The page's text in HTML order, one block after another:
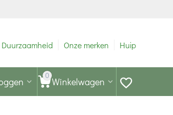
Duurzaamheid Onze merken Hulp
0 Winkelwagen